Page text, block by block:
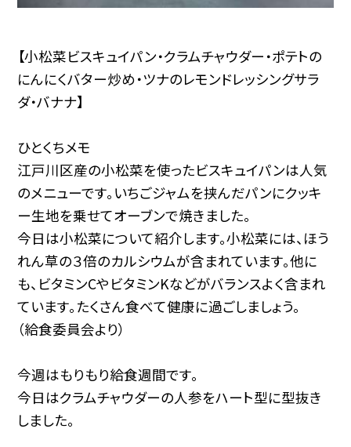
【小松菜ビスキュイパン・クラムチャウダー・ポテトの
にんにくバター炒め・ツナのレモンドレッシングサラ
ダ・バナナ】
ひとくちメモ
江戸川区産の小松菜を使ったビスキュイパンは人気
のメニューです。いちごジャムを挟んだパンにクッキ
ー生地を乗せてオーブンで焼きました。
今日は小松菜について紹介します。小松菜には、ほう
れん草の３倍のカルシウムが含まれています。他に
も、ビタミンCやビタミンKなどがバランスよく含まれ
ています。たくさん食べて健康に過ごしましょう。
（給食委員会より）
今週はもりもり給食週間です。
今日はクラムチャウダーの人参をハート型に型抜き
しました。